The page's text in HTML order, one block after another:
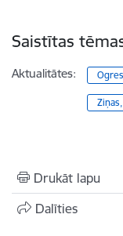
Saistītas
Aktualitātes:
Drukāt lapu
Dalīties